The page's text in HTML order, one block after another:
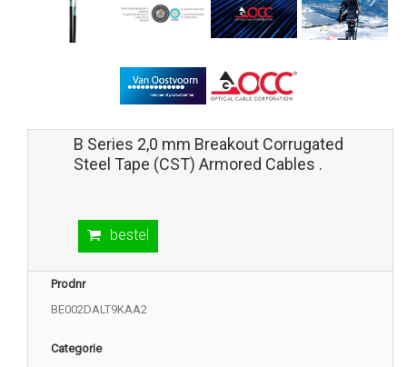
B Series 2,0 mm Breakout Corrugated
Steel Tape (CST) Armored Cables .
bestel
Prodnr
BE002DALT9KAA2
Categorie